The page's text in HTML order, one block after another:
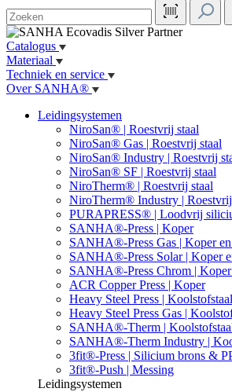
Catalogus
Materiaal
Techniek en service
Over SANHA®
Leidingsystemen
NiroSan® | Roestvrij staal
NiroSan® Gas | Roestvrij staal
NiroSan® Industry | Roestvrij
NiroSan® SF | Roestvrij staal
NiroTherm® | Roestvrij staal
NiroTherm® Industry | Roestvrij
PURAPRESS® | Loodvrij
SANHA®-Press | Koper
SANHA®-Press Gas | Koper
SANHA®-Press Solar | Koper
SANHA®-Press Chrom |
ACR Copper Press | Koper
Heavy Steel Press | Koolstofstaal
Heavy Steel Press Gas |
SANHA®-Therm |
SANHA®-Therm Industry |
3fit®-Press | Silicium brons &
3fit®-Push | Messing
Leidingsystemen